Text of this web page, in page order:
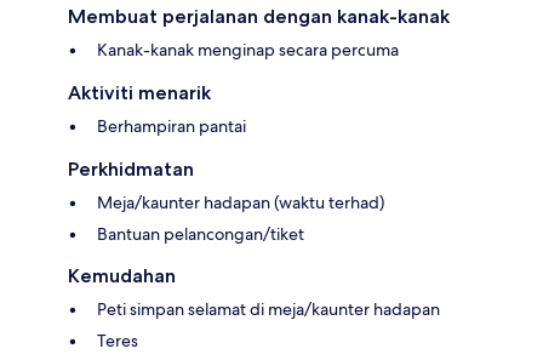
Membuat perjalanan dengan kanak-kanak
Kanak-kanak menginap secara percuma
Aktiviti menarik
Berhampiran pantai
Perkhidmatan
Meja/kaunter hadapan (waktu terhad)
Bantuan pelancongan/tiket
Kemudahan
Peti simpan selamat di meja/kaunter hadapan
Teres